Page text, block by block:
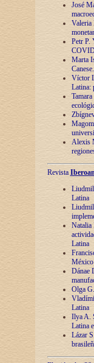
José
Valeria
Petr P.
Marta
Víctor
Latina:
Alexis
Revista
Latina
Natalia
Latina
México
Dánae
Olga
Latina
Ilya A.
Latina
Lázar